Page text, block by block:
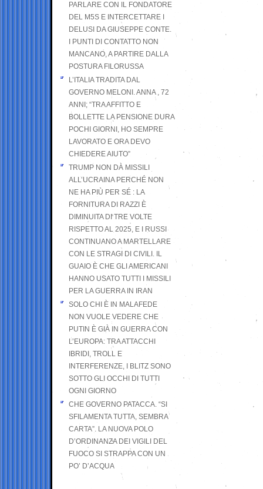
PARLARE CON IL FONDATORE
DEL M5S E INTERCETTARE I
DELUSI DA GIUSEPPE CONTE.
I PUNTI DI CONTATTO NON
MANCANO, A PARTIRE DALLA
POSTURA FILORUSSA
L’ITALIA TRADITA DAL
GOVERNO MELONI. ANNA , 72
ANNI; “TRA AFFITTO E
BOLLETTE LA PENSIONE DURA
POCHI GIORNI, HO SEMPRE
LAVORATO E ORA DEVO
CHIEDERE AIUTO”
TRUMP NON DÀ MISSILI
ALL’UCRAINA PERCHÉ NON
NE HA PIÙ PER SÉ : LA
FORNITURA DI RAZZI È
DIMINUITA DI TRE VOLTE
RISPETTO AL 2025, E I RUSSI
CONTINUANO A MARTELLARE
CON LE STRAGI DI CIVILI. IL
GUAIO È CHE GLI AMERICANI
HANNO USATO TUTTI I MISSILI
PER LA GUERRA IN IRAN
SOLO CHI È IN MALAFEDE
NON VUOLE VEDERE CHE
PUTIN È GIÀ IN GUERRA CON
L’EUROPA: TRA ATTACCHI
IBRIDI, TROLL E
INTERFERENZE, I BLITZ SONO
SOTTO GLI OCCHI DI TUTTI
OGNI GIORNO
CHE GOVERNO PATACCA. “SI
SFILAMENTA TUTTA, SEMBRA
CARTA”. LA NUOVA POLO
D’ORDINANZA DEI VIGILI DEL
FUOCO SI STRAPPA CON UN
PO’ D’ACQUA